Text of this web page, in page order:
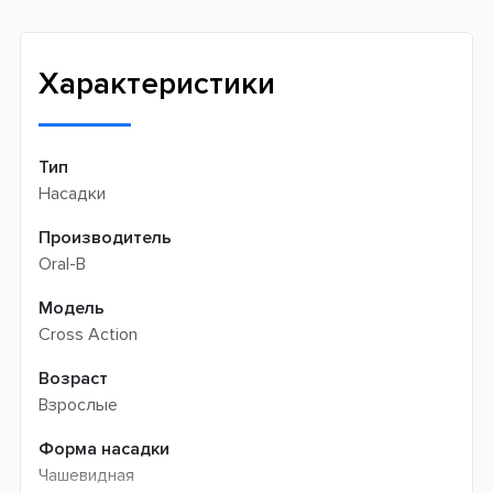
Характеристики
Тип
Насадки
Производитель
Oral-B
Модель
Cross Action
Возраст
Взрослые
Форма насадки
Чашевидная